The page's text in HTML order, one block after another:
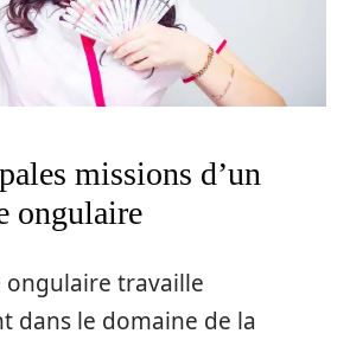
missions d’un
ongulaire
ongulaire travaille
dans le domaine de la